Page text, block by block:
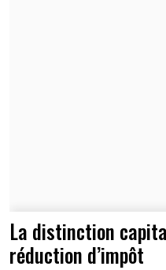
La distinction
réduction d’impôt